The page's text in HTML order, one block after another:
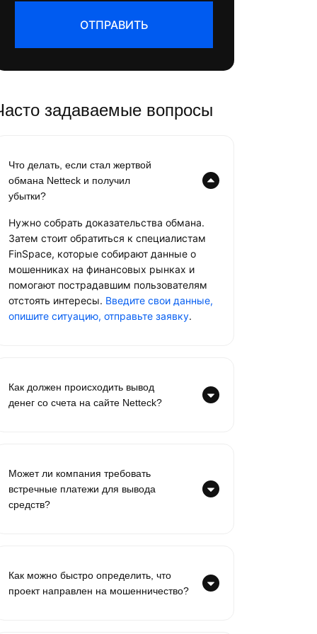
ОТПРАВИТЬ
задаваемые вопросы
Что делать, если стал жертвой
обмана Netteck и получил
убытки?
Нужно собрать доказательства обмана.
Затем стоит обратиться к специалистам
FinSpace, которые собирают данные о
мошенниках на финансовых рынках и
помогают пострадавшим пользователям
отстоять интересы. Введите свои данные,
опишите ситуацию, отправьте заявку.
Как должен происходить вывод
денег со счета на сайте Netteck?
Может ли компания требовать
встречные платежи для вывода
средств?
Как можно быстро определить, что
проект направлен на мошенничество?